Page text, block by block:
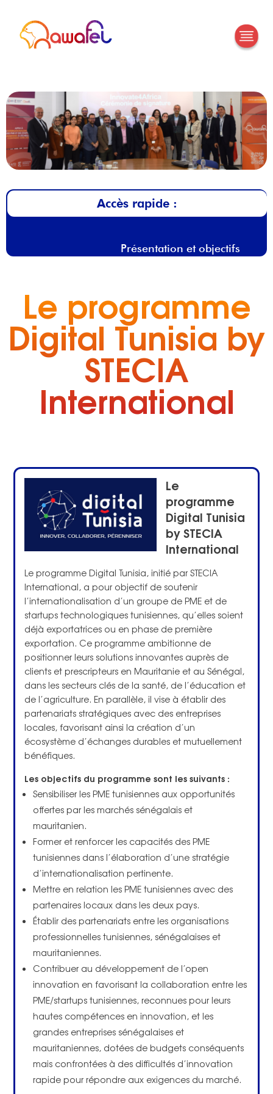
Accès rapide :
Présentation et objectifs
Le programme
Digital Tunisia by
STECIA
International
Le
programme
Digital Tunisia
by STECIA
International
Le programme Digital Tunisia, initié par STECIA
International, a pour objectif de soutenir
l’internationalisation d’un groupe de PME et de
startups technologiques tunisiennes, qu’elles soient
déjà exportatrices ou en phase de première
exportation. Ce programme ambitionne de
positionner leurs solutions innovantes auprès de
clients et prescripteurs en Mauritanie et au Sénégal,
dans les secteurs clés de la santé, de l’éducation et
de l’agriculture. En parallèle, il vise à établir des
partenariats stratégiques avec des entreprises
locales, favorisant ainsi la création d’un
écosystème d’échanges durables et mutuellement
bénéfiques.
Les objectifs du programme sont les suivants :
Sensibiliser les PME tunisiennes aux opportunités
offertes par les marchés sénégalais et
mauritanien.
Former et renforcer les capacités des PME
tunisiennes dans l’élaboration d’une stratégie
d’internationalisation pertinente.
Mettre en relation les PME tunisiennes avec des
partenaires locaux dans les deux pays.
Établir des partenariats entre les organisations
professionnelles tunisiennes, sénégalaises et
mauritaniennes.
Contribuer au développement de l’open
innovation en favorisant la collaboration entre les
PME/startups tunisiennes, reconnues pour leurs
hautes compétences en innovation, et les
grandes entreprises sénégalaises et
mauritaniennes, dotées de budgets conséquents
mais confrontées à des difficultés d’innovation
rapide pour répondre aux exigences du marché.